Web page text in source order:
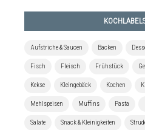
Aufstriche & Saucen Backen
Fisch Fleisch Frühstück
Kekse Kleingebäck Kochen
Mehlspeisen Muffins Pasta
Salate Snack & Kleinigkeiten